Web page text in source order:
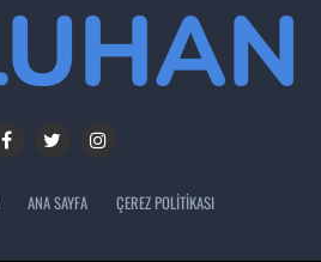
ANA SAYFA ÇEREZ POLITIKASI